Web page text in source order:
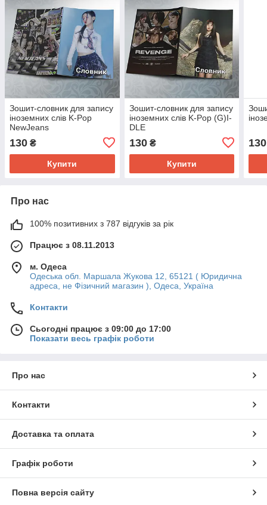
Зошит-словник для запису
іноземних слів K-Pop
NewJeans
130 ₴
Купити
Зошит-словник для запису
іноземних слів K-Pop (G)I-
DLE
130₴
Купити
130
Про нас
100% позитивних з 787 відгуків за рік
Працює з 08.11.2013
м. Одеса
Одеська обл. Маршала Жукова 12, 65121 ( Юридична
адреса, не Фізичний магазин ), Одеса, Україна
Контакти
Сьогодні працює з 09:00 до 17:00
Показати весь графік роботи
Про нас
Контакти
Доставка та оплата
Графік роботи
Повна версія сайту